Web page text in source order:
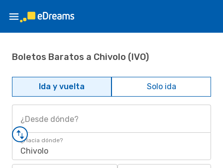
Boletos Baratos a Chivolo (IVO)
Ida y vuelta Solo ida
¿Desde dónde?
¿Hacia dónde?
Chivolo